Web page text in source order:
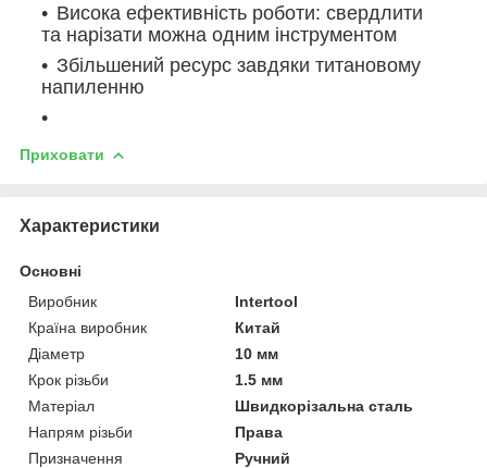
Висока ефективність роботи: свердлити
та нарізати можна одним інструментом
Збільшений ресурс завдяки титановому
напиленню
Приховати
Характеристики
Основні
Виробник
Intertool
Країна виробник
Китай
Діаметр
10 мм
Крок різьби
1.5 мм
Матеріал
Швидкорізальна сталь
Напрям різьби
Права
Призначення
Ручний